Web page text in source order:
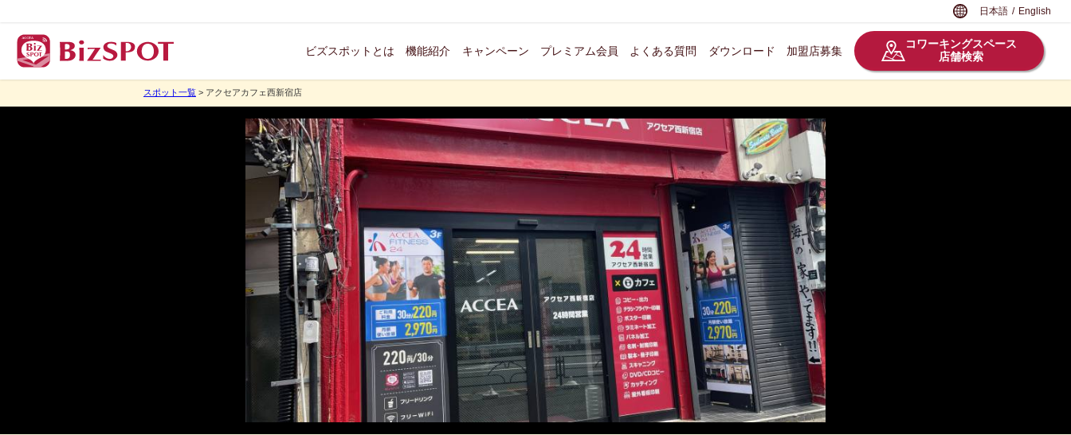
日本語 / English
ビズスポットとは 機能紹介 キャンペーン プレミアム会員 よくある質問 ダウンロード 加盟店募集
コワーキングスペース
店舗検索
スポット一覧 > アクセアカフェ西新宿店